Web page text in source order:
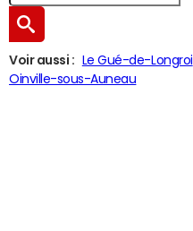
Voir aussi : Le Gué-de-Longroi
Oinville-sous-Auneau